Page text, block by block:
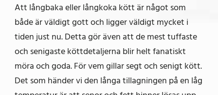
Att långbaka eller långkoka kött är något som
både är väldigt gott och ligger väldigt mycket i
tiden just nu. Detta gör även att de mest tuffaste
och senigaste köttdetaljerna blir helt fanatiskt
möra och goda. För vem gillar segt och senigt kött.
Det som händer vi den långa tillagningen på en låg